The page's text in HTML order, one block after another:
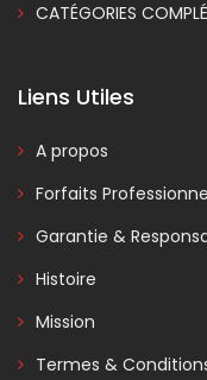
CATÉGORIES
Liens Utiles
A propos
Forfaits
Garantie &
Histoire
Mission
Termes &